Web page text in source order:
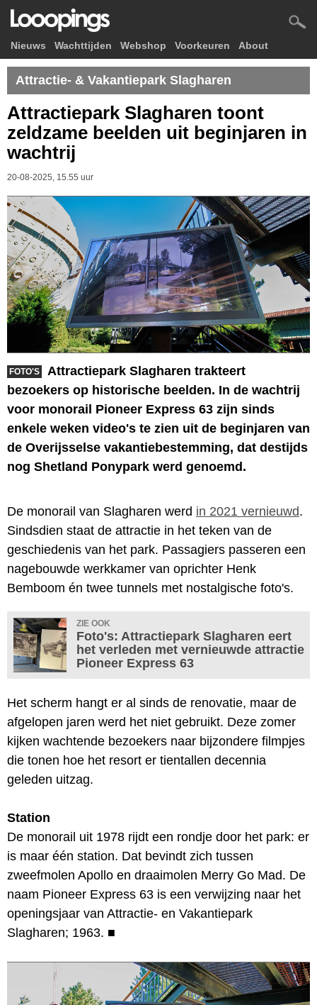
Nieuws Wachttijden Webshop Voorkeuren About
Attractie- & Vakantiepark Slagharen
Attractiepark Slagharen toont
zeldzame beelden uit beginjaren in
wachtrij
20-08-2025, 15.55 uur
FOTO'S
Attractiepark Slagharen trakteert
bezoekers op historische beelden. In de wachtrij
voor monorail Pioneer Express 63 zijn sinds
enkele weken video's te zien uit de beginjaren van
de Overijsselse vakantiebestemming, dat destijds
nog Shetland Ponypark werd genoemd.
De monorail van Slagharen werd in 2021 vernieuwd.
Sindsdien staat de attractie in het teken van de
geschiedenis van het park. Passagiers passeren een
nagebouwde werkkamer van oprichter Henk
Bemboom én twee tunnels met nostalgische foto's.
ZIE OOK
Foto's: Attractiepark Slagharen eert
het verleden met vernieuwde attractie
Pioneer Express 63
Het scherm hangt er al sinds de renovatie, maar de
afgelopen jaren werd het niet gebruikt. Deze zomer
kijken wachtende bezoekers naar bijzondere filmpjes
die tonen hoe het resort er tientallen decennia
geleden uitzag.
Station
De monorail uit 1978 rijdt een rondje door het park: er
is maar één station. Dat bevindt zich tussen
zweefmolen Apollo en draaimolen Merry Go Mad. De
naam Pioneer Express 63 is een verwijzing naar het
openingsjaar van Attractie- en Vakantiepark
Slagharen; 1963. ■